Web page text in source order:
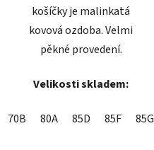
košíčky je malinkatá
kovová ozdoba. Velmi
pěkné provedení.
Velikosti skladem:
70B 80A 85D 85F 85G